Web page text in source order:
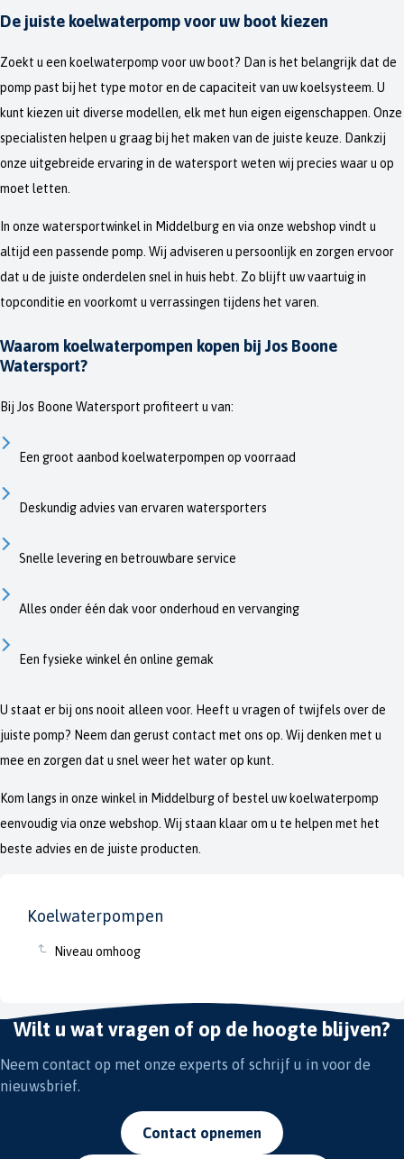
Koelwaterpompen
Niveau omhoog
De juiste koelwaterpomp voor uw boot kiezen
Zoekt u een koelwaterpomp voor uw boot? Dan is het belangrijk dat de
pomp past bij het type motor en de capaciteit van uw koelsysteem. U
kunt kiezen uit diverse modellen, elk met hun eigen eigenschappen. Onze
specialisten helpen u graag bij het maken van de juiste keuze. Dankzij
onze uitgebreide ervaring in de watersport weten wij precies waar u op
moet letten.
In onze watersportwinkel in Middelburg en via onze webshop vindt u
altijd een passende pomp. Wij adviseren u persoonlijk en zorgen ervoor
dat u de juiste onderdelen snel in huis hebt. Zo blijft uw vaartuig in
topconditie en voorkomt u verrassingen tijdens het varen.
Waarom koelwaterpompen kopen bij Jos Boone
Watersport?
Bij Jos Boone Watersport profiteert u van:
Een groot aanbod koelwaterpompen op voorraad
Deskundig advies van ervaren watersporters
Snelle levering en betrouwbare service
Alles onder één dak voor onderhoud en vervanging
Een fysieke winkel én online gemak
U staat er bij ons nooit alleen voor. Heeft u vragen of twijfels over de
juiste pomp? Neem dan gerust contact met ons op. Wij denken met u
mee en zorgen dat u snel weer het water op kunt.
Kom langs in onze winkel in Middelburg of bestel uw koelwaterpomp
eenvoudig via onze webshop. Wij staan klaar om u te helpen met het
beste advies en de juiste producten.
Wilt u wat vragen of op de hoogte blijven?
Neem contact op met onze experts of schrijf u in voor de
nieuwsbrief.
Contact opnemen